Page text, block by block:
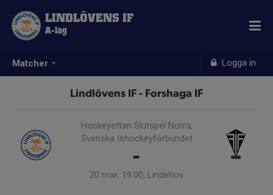
Matcher Logga in
LINDLÖVENS IF
A-lag
Lindlövens IF - Forshaga IF
Hockeyettan Slutspel Norra,
Svenska Ishockeyförbundet
-
20 mar, 19:00, Lindehov